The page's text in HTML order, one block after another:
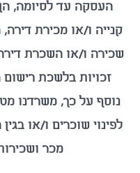
העסקה עד לסיומה,
קנייה ו/או מכירת
שכירה ו/או השכרת
זכויות בלשכת רישום
נוסף על כך, משרדנו
לפינוי שוכרים ו/או
מכר